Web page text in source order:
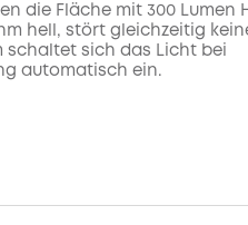
die Fläche mit 300 Lumen
hell, stört gleichzeitig
schaltet sich das Licht bei
automatisch ein.